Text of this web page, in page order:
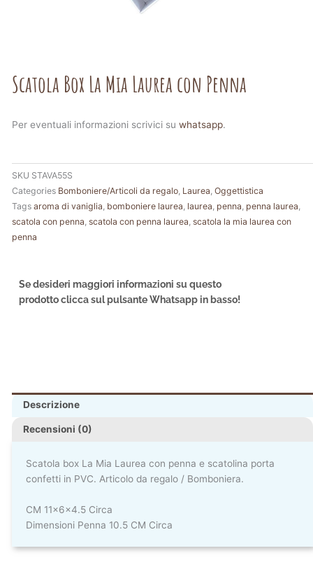
Scatola Box La Mia Laurea con Penna
Per eventuali informazioni scrivici su whatsapp.
SKU STAVA55S
Categories Bomboniere/Articoli da regalo Laurea Oggettistica
Tags aroma di vaniglia bomboniere laurea laurea penna penna laurea
scatola con penna scatola con penna laurea scatola la mia laurea con
penna
Se desideri maggiori informazioni su questo
prodotto clicca sul pulsante Whatsapp in basso!
Descrizione
Recensioni (0)
Scatola box La Mia Laurea con penna e scatolina porta
confetti in PVC. Articolo da regalo / Bomboniera.
CM 11x6x4.5 Circa
Dimensioni Penna 10.5 CM Circa